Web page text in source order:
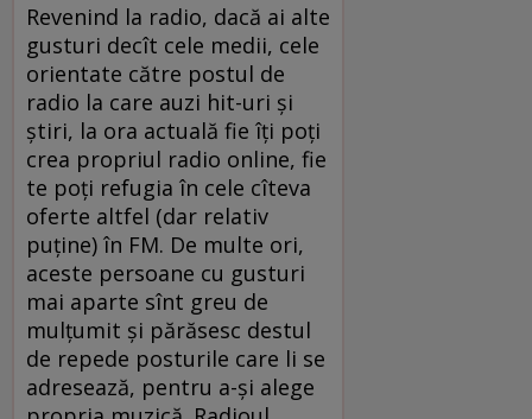
Revenind la radio, dacă ai alte
gusturi decît cele medii, cele
orientate către postul de
radio la care auzi hit-uri şi
ştiri, la ora actuală fie îţi poţi
crea propriul radio online, fie
te poţi refugia în cele cîteva
oferte altfel (dar relativ
puţine) în FM. De multe ori,
aceste persoane cu gusturi
mai aparte sînt greu de
mulţumit şi părăsesc destul
de repede posturile care li se
adresează, pentru a-şi alege